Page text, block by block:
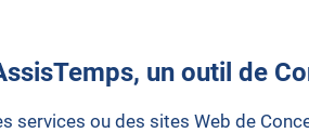
un outil de
services ou des sites Web de